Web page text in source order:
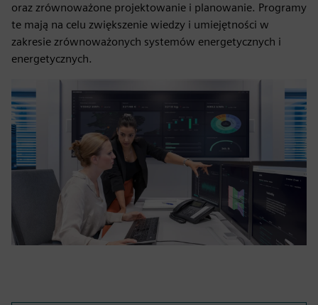
oraz zrównoważone projektowanie i planowanie. Programy
te mają na celu zwiększenie wiedzy i umiejętności w
zakresie zrównoważonych systemów energetycznych i
energetycznych.